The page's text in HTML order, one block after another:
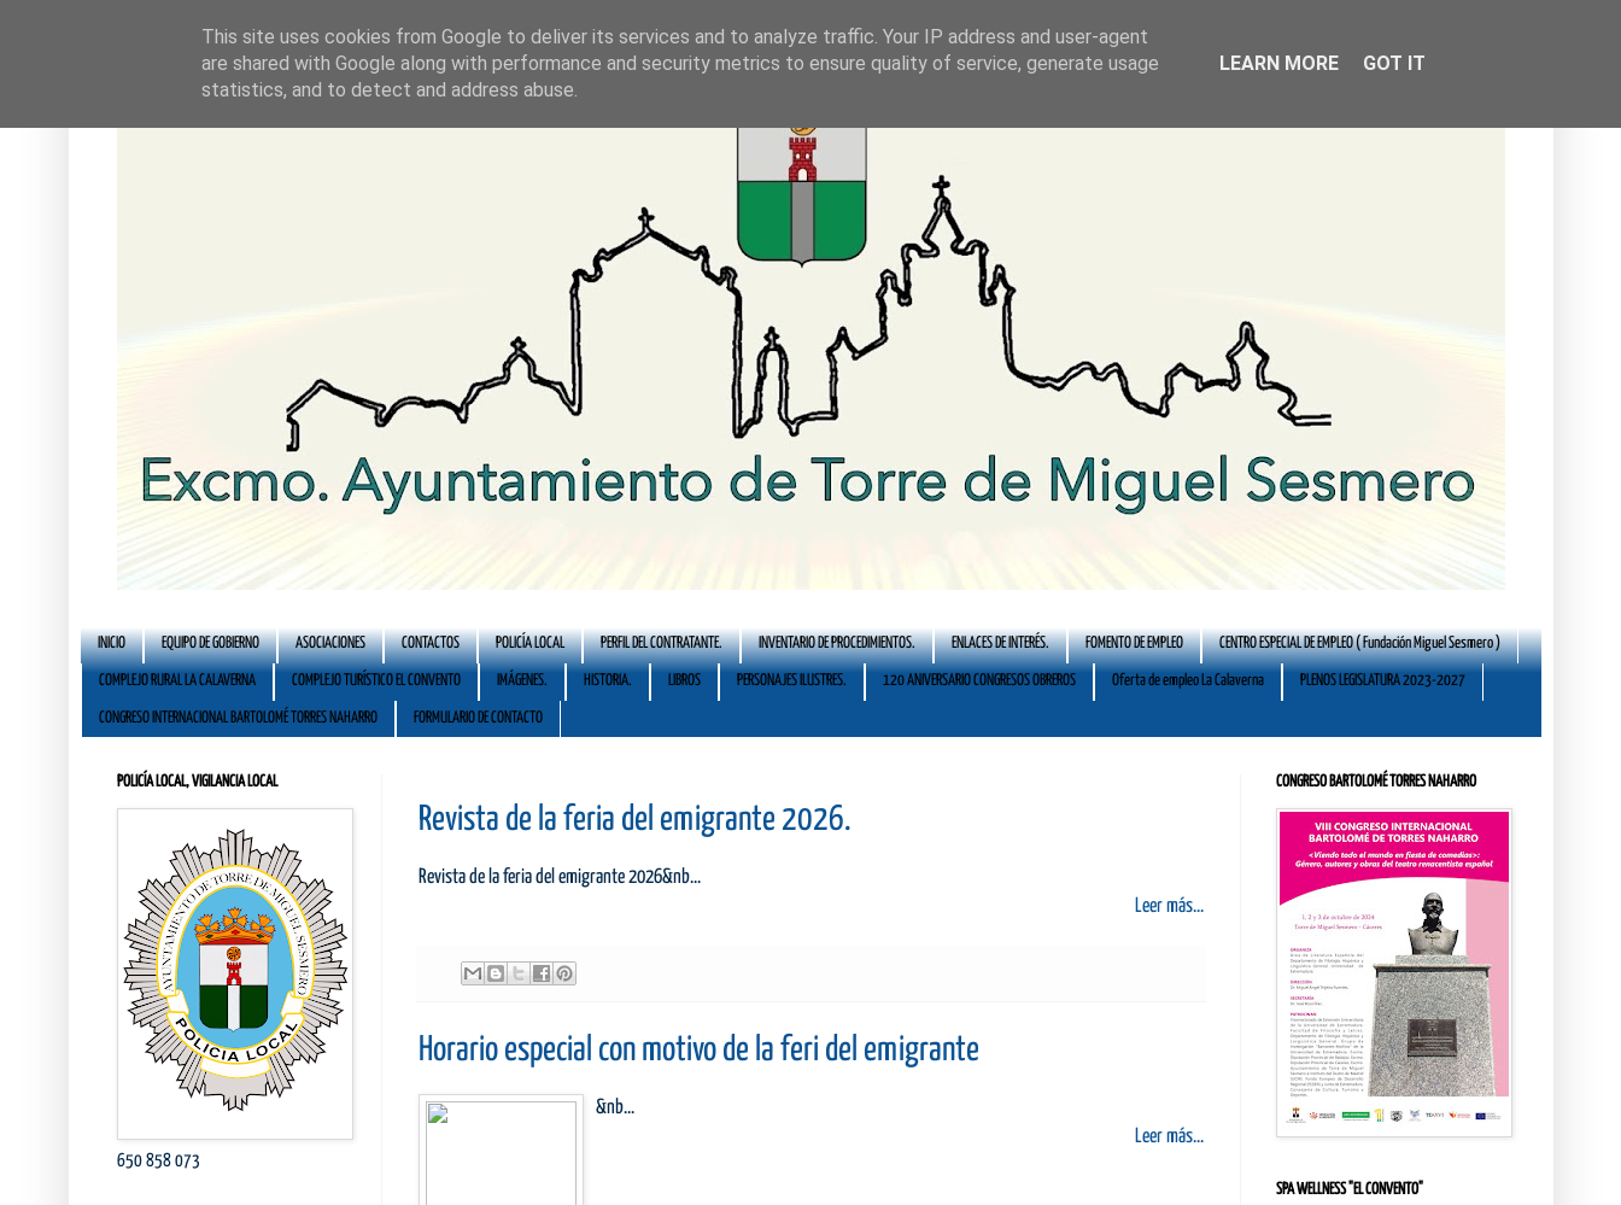
INICIO EQUIPO DE GOBIERNO ASOCIACIONES CONTACTOS POLICÍA LOCAL PERFIL DEL CONTRATANTE. INVENTARIO DE PROCEDIMIENTOS. ENLACES DE INTERÉS. FOMENTO DE EMPLEO CENTRO ESPECIAL DE EMPLEO ( Fundación Miguel Sesmero )
COMPLEJO RURAL LA CALAVERNA COMPLEJO TURÍSTICO EL CONVENTO IMÁGENES. HISTORIA. LIBROS PERSONAJES ILUSTRES. 120 ANIVERSARIO CONGRESOS OBREROS Oferta de empleo La Calaverna PLENOS LEGISLATURA 2023-2027
CONGRESO INTERNACIONAL BARTOLOMÉ TORRES NAHARRO FORMULARIO DE CONTACTO
Revista de la feria del emigrante 2026.
Revista de la feria del emigrante 2026&nb...
Leer más...
Horario especial con motivo de la feri del emigrante
&nb...
Leer más...
POLICÍA LOCAL, VIGILANCIA LOCAL
650 858 073
CONGRESO BARTOLOMÉ TORRES NAHARRO
SPA WELLNESS "EL CONVENTO"
This site uses cookies from Google to deliver its services and to analyze traffic. Your IP address and user-agent
are shared with Google along with performance and security metrics to ensure quality of service, generate usage
statistics, and to detect and address abuse.
LEARN MORE GOT IT